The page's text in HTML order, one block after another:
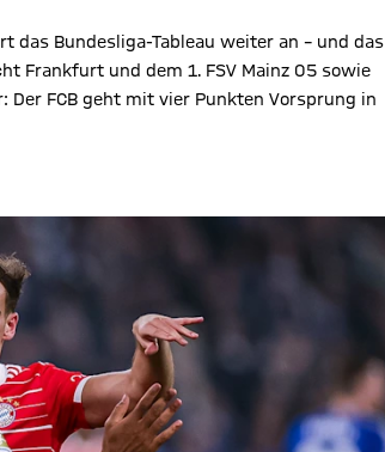
das Bundesliga-Tableau weiter an – und das
Frankfurt und dem 1. FSV Mainz 05 sowie
Der FCB geht mit vier Punkten Vorsprung in